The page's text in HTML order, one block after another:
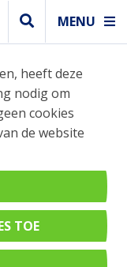
MENU
Wil je je
apparaten
meer
heeft deze
nodig om
cookies
de website